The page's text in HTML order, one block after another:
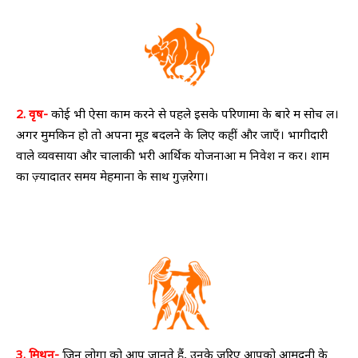
2. वृष- कोई भी ऐसा काम करने से पहले इसके परिणामों के बारे में सोच लें।
अगर मुमकिन हो तो अपना मूड बदलने के लिए कहीं और जाएँ। भागीदारी
वाले व्यवसायों और चालाकी भरी आर्थिक योजनाओं में निवेश न करें। शाम
का ज़्यादातर समय मेहमानों के साथ गुज़रेगा।
3. मिथुन- जिन लोगों को आप जानते हैं, उनके ज़रिए आपको आमदनी के